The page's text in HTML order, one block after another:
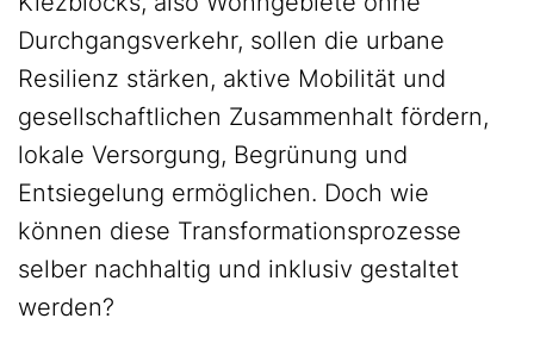
Durchgangsverkehr, sollen die urbane
Resilienz stärken, aktive Mobilität und
gesellschaftlichen Zusammenhalt fördern,
lokale Versorgung, Begrünung und
Entsiegelung ermöglichen. Doch wie
können diese Transformationsprozesse
selber nachhaltig und inklusiv gestaltet
werden?